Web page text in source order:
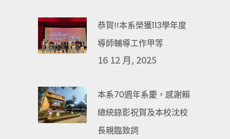
恭賀!!本系榮獲113學年度
導師輔導工作甲等
16 12 月, 2025
本系70週年系慶，感謝賴
總統錄影祝賀及本校沈校
長親臨致詞